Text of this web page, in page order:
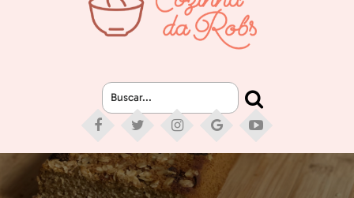
Buscar...